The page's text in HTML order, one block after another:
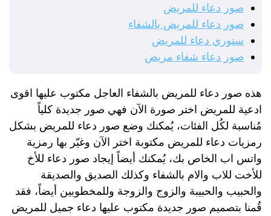
صور دعاء للمريض
صور دعاء للمريض بالشفاء
ستوري دعاء للمريض
صور دعاء شفاء مريض
هذه صور دعاء للمريض بالشفاء العاجل مكتوب عليها اقوى
ادعية للمريض اختر صورة الآن فهي صور جديدة كلياً
مُناسبة لكُل الفئات، يُمكنك وضع صور دعاء للمريض بشكل
رمزيات دعاء للمريض مكتوبة اختر الآن وغيّر بها رمزية
واتس اب الخاص بك، يُمكنك أيضاً إيجاد صور دعاء للأخ
للأخت للاب والام بالشفاء وكذلك الصديق والصديقة
والحبيب والحبيبة والزوج والزوجة وللمخطوبين أيضاً، فقد
قُمنا بتصميم صور جديدة مكتوب عليها دعاء جميل للمريض